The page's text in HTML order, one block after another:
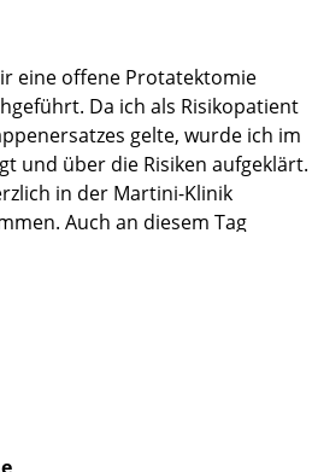
eine offene Protatektomie
Da ich als Risikopatient
gelte, wurde ich im
und über die Risiken aufgeklärt.
in der Martini-Klinik
Auch an diesem Tag
Gespräche statt. Die
mit dem bestmöglichen
Frau Dr. Pose - besucht und
in der Martini-Klinik dauerte